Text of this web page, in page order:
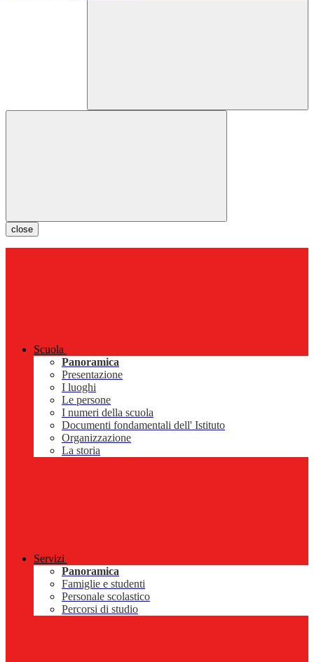
close
Scuola
Panoramica
Presentazione
I luoghi
Le persone
I numeri della scuola
Documenti fondamentali dell' Istituto
Organizzazione
La storia
Servizi
Panoramica
Famiglie e studenti
Personale scolastico
Percorsi di studio